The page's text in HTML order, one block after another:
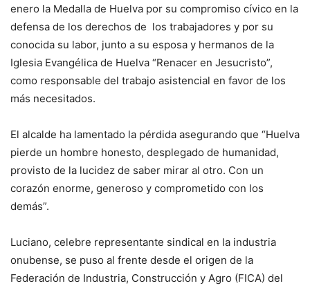
enero la Medalla de Huelva por su compromiso cívico en la
defensa de los derechos de los trabajadores y por su
conocida su labor, junto a su esposa y hermanos de la
Iglesia Evangélica de Huelva “Renacer en Jesucristo”,
como responsable del trabajo asistencial en favor de los
más necesitados.
El alcalde ha lamentado la pérdida asegurando que “Huelva
pierde un hombre honesto, desplegado de humanidad,
provisto de la lucidez de saber mirar al otro. Con un
corazón enorme, generoso y comprometido con los
demás”.
Luciano, celebre representante sindical en la industria
onubense, se puso al frente desde el origen de la
Federación de Industria, Construcción y Agro (FICA) del